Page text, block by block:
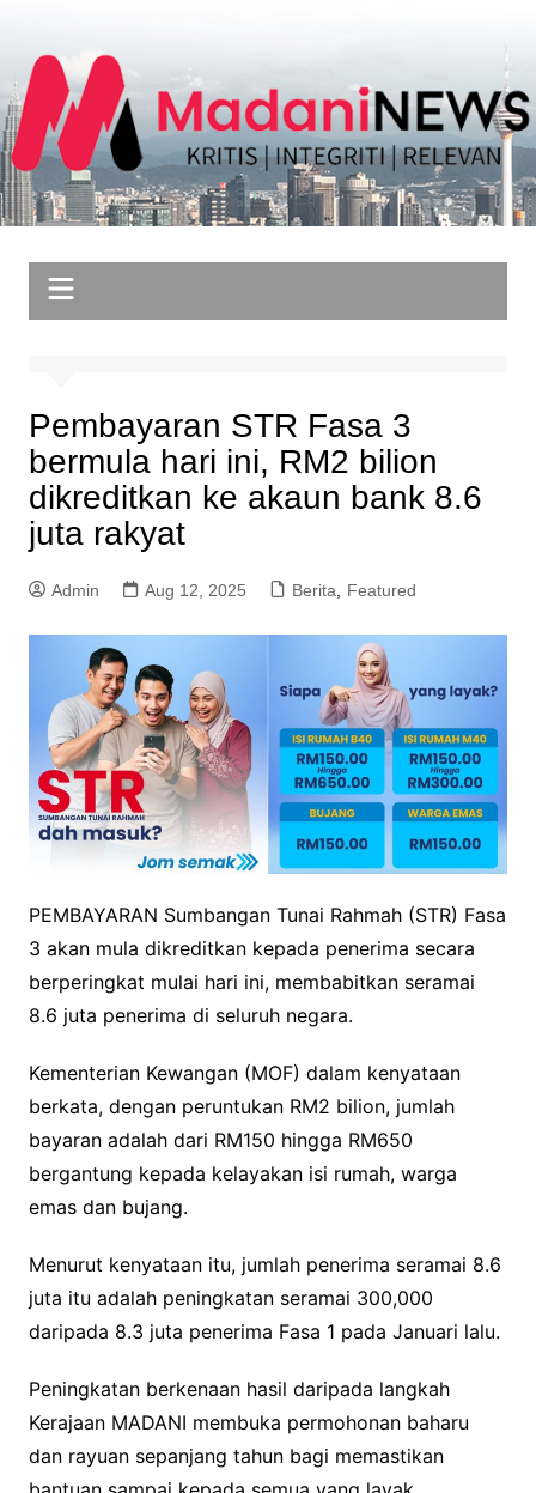
content
Pembayaran STR Fasa 3
bermula hari ini, RM2 bilion
dikreditkan ke akaun bank 8.6
juta rakyat
Admin Aug 12, 2025 Berita, Featured
PEMBAYARAN Sumbangan Tunai Rahmah (STR) Fasa
3 akan mula dikreditkan kepada penerima secara
berperingkat mulai hari ini, membabitkan seramai
8.6 juta penerima di seluruh negara.
Kementerian Kewangan (MOF) dalam kenyataan
berkata, dengan peruntukan RM2 bilion, jumlah
bayaran adalah dari RM150 hingga RM650
bergantung kepada kelayakan isi rumah, warga
emas dan bujang.
Menurut kenyataan itu, jumlah penerima seramai 8.6
juta itu adalah peningkatan seramai 300,000
daripada 8.3 juta penerima Fasa 1 pada Januari lalu.
Peningkatan berkenaan hasil daripada langkah
Kerajaan MADANI membuka permohonan baharu
dan rayuan sepanjang tahun bagi memastikan